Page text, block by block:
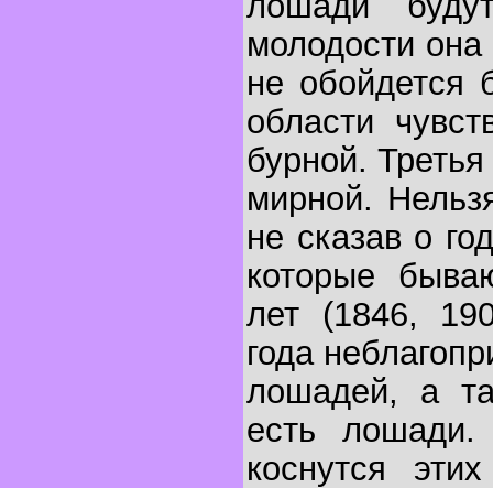
молодости
не обойдется
области
бурной.
мирной.
не сказав о
которые
лет (1846,
года
лошадей, а
есть лошади.
коснутся